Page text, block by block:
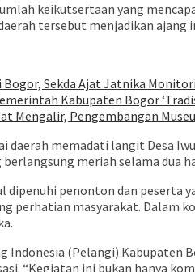
keikutsertaan yang
tersebut menjadikan
Sekda Ajat Jatnika
Kabupaten Bogor
Mengalir, Pengembangan
daerah memadati langit Desa
berlangsung meriah selama dua
dipenuhi penonton dan
perhatian masyarakat.
Indonesia (Pelangi) Kabupaten
“Kegiatan ini bukan hanya